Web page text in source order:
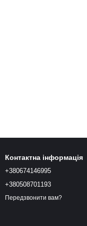
Контактна інформація
+380674146995
+380508701193
Передзвонити вам?